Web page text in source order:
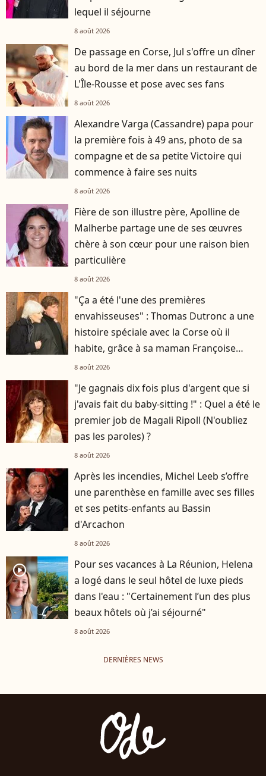
lequel il séjourne
8 août 2026
De passage en Corse, Jul s'offre un dîner
au bord de la mer dans un restaurant de
L'Île-Rousse et pose avec ses fans
8 août 2026
Alexandre Varga (Cassandre) papa pour
la première fois à 49 ans, photo de sa
compagne et de sa petite Victoire qui
commence à faire ses nuits
8 août 2026
Fière de son illustre père, Apolline de
Malherbe partage une de ses œuvres
chère à son cœur pour une raison bien
particulière
8 août 2026
"Ça a été l'une des premières
envahisseuses" : Thomas Dutronc a une
histoire spéciale avec la Corse où il
habite, grâce à sa maman Françoise
Hardy
8 août 2026
"Je gagnais dix fois plus d'argent que si
j'avais fait du baby-sitting !" : Quel a été le
premier job de Magali Ripoll (N'oubliez
pas les paroles) ?
8 août 2026
Après les incendies, Michel Leeb s’offre
une parenthèse en famille avec ses filles
et ses petits-enfants au Bassin
d'Arcachon
8 août 2026
player2
Pour ses vacances à La Réunion, Helena
a logé dans le seul hôtel de luxe pieds
dans l'eau : "Certainement l’un des plus
beaux hôtels où j’ai séjourné"
8 août 2026
DERNIÈRES NEWS